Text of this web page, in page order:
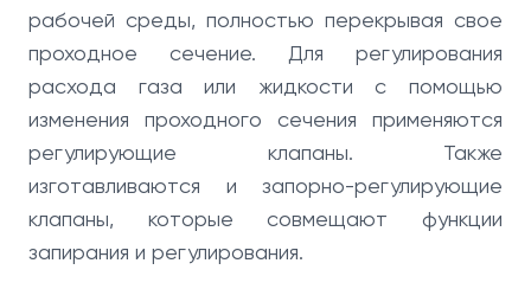
рабочей среды, полностью перекрывая свое
проходное сечение. Для регулирования
расхода газа или жидкости с помощью
изменения проходного сечения применяются
регулирующие клапаны. Также
изготавливаются и запорно-регулирующие
клапаны, которые совмещают функции
запирания и регулирования.